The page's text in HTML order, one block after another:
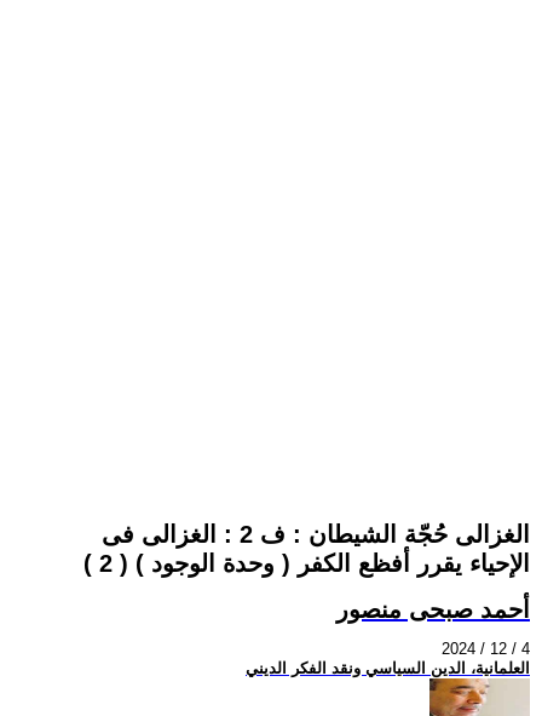
الغزالى حُجّة الشيطان : ف 2 : الغزالى فى
الإحياء يقرر أفظع الكفر ( وحدة الوجود ) ( 2 )
أحمد صبحى منصور
2024 / 12 / 4
العلمانية، الدين السياسي ونقد الفكر الديني